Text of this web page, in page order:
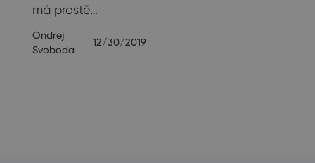
má prostě…
Ondrej
Svoboda
12/30/2019